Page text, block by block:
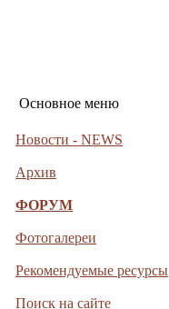
Основное меню
Новости - NEWS
Архив
ФОРУМ
Фотогалереи
Рекомендуемые ресурсы
Поиск на сайте